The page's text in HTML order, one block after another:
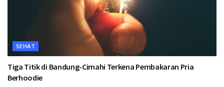
SEHAT
Tiga Titik di Bandung-Cimahi Terkena Pembakaran Pria
Berhoodie